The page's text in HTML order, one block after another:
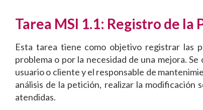
Tarea MSI 1.1: Registro de la
Esta tarea tiene como objetivo registrar las
problema o por la necesidad de una mejora.
usuario o cliente y el responsable de
análisis de la petición, realizar la
atendidas.